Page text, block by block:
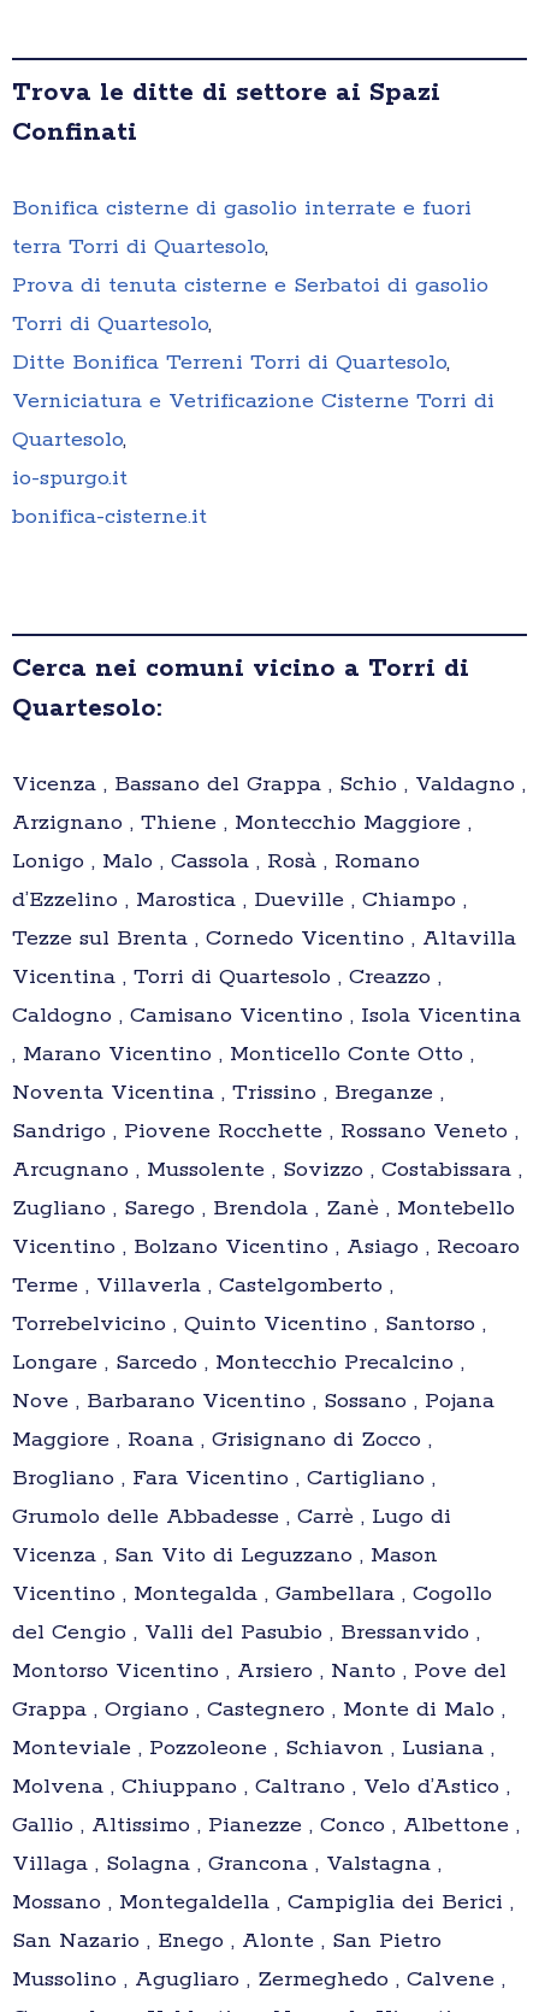
Trova le ditte di settore ai Spazi
Confinati
Bonifica cisterne di gasolio interrate e fuori
terra Torri di Quartesolo,
Prova di tenuta cisterne e Serbatoi di gasolio
Torri di Quartesolo,
Ditte Bonifica Terreni Torri di Quartesolo,
Verniciatura e Vetrificazione Cisterne Torri di
Quartesolo,
io-spurgo.it
bonifica-cisterne.it
Cerca nei comuni vicino a Torri di
Quartesolo:
Vicenza , Bassano del Grappa , Schio , Valdagno ,
Arzignano , Thiene , Montecchio Maggiore ,
Lonigo , Malo , Cassola , Rosà , Romano
d’Ezzelino , Marostica , Dueville , Chiampo ,
Tezze sul Brenta , Cornedo Vicentino , Altavilla
Vicentina , Torri di Quartesolo , Creazzo ,
Caldogno , Camisano Vicentino , Isola Vicentina
, Marano Vicentino , Monticello Conte Otto ,
Noventa Vicentina , Trissino , Breganze ,
Sandrigo , Piovene Rocchette , Rossano Veneto ,
Arcugnano , Mussolente , Sovizzo , Costabissara ,
Zugliano , Sarego , Brendola , Zanè , Montebello
Vicentino , Bolzano Vicentino , Asiago , Recoaro
Terme , Villaverla , Castelgomberto ,
Torrebelvicino , Quinto Vicentino , Santorso ,
Longare , Sarcedo , Montecchio Precalcino ,
Nove , Barbarano Vicentino , Sossano , Pojana
Maggiore , Roana , Grisignano di Zocco ,
Brogliano , Fara Vicentino , Cartigliano ,
Grumolo delle Abbadesse , Carrè , Lugo di
Vicenza , San Vito di Leguzzano , Mason
Vicentino , Montegalda , Gambellara , Cogollo
del Cengio , Valli del Pasubio , Bressanvido ,
Montorso Vicentino , Arsiero , Nanto , Pove del
Grappa , Orgiano , Castegnero , Monte di Malo ,
Monteviale , Pozzoleone , Schiavon , Lusiana ,
Molvena , Chiuppano , Caltrano , Velo d’Astico ,
Gallio , Altissimo , Pianezze , Conco , Albettone ,
Villaga , Solagna , Grancona , Valstagna ,
Mossano , Montegaldella , Campiglia dei Berici ,
San Nazario , Enego , Alonte , San Pietro
Mussolino , Agugliaro , Zermeghedo , Calvene ,